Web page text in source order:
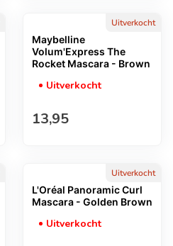
Uitverkocht
Maybelline
Volum'Express The
Rocket Mascara - Brown
Uitverkocht
Normale prijs
13,95
Uitverkocht
L'Oréal Panoramic Curl
Mascara - Golden Brown
Uitverkocht